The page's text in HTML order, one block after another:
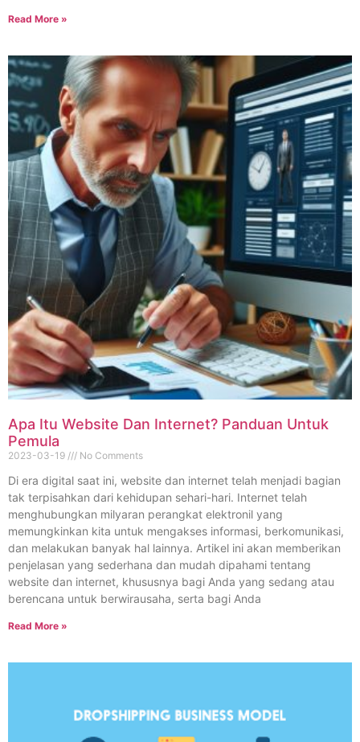
Read More »
Apa Itu Website Dan Internet? Panduan Untuk
Pemula
2023-03-19 No Comments
Di era digital saat ini, website dan internet telah menjadi bagian
tak terpisahkan dari kehidupan sehari-hari. Internet telah
menghubungkan milyaran perangkat elektronil yang
memungkinkan kita untuk mengakses informasi, berkomunikasi,
dan melakukan banyak hal lainnya. Artikel ini akan memberikan
penjelasan yang sederhana dan mudah dipahami tentang
website dan internet, khususnya bagi Anda yang sedang atau
berencana untuk berwirausaha, serta bagi Anda
Read More »